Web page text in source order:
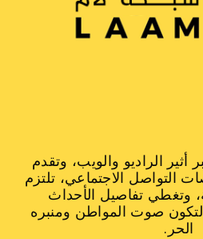
الراديو والويب، وتقدم
التواصل الاجتماعي، تلتزم
وتغطي تفاصيل الأحداث
لتكون صوت المواطن ومنبره
الحر.